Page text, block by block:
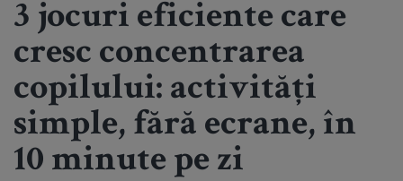
3 jocuri eficiente care
cresc concentrarea
copilului: activități
simple, fără ecrane, în
10 minute pe zi